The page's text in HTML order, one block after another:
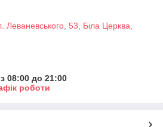
Леваневського, 53, Біла Церква,
08:00 до 21:00
роботи